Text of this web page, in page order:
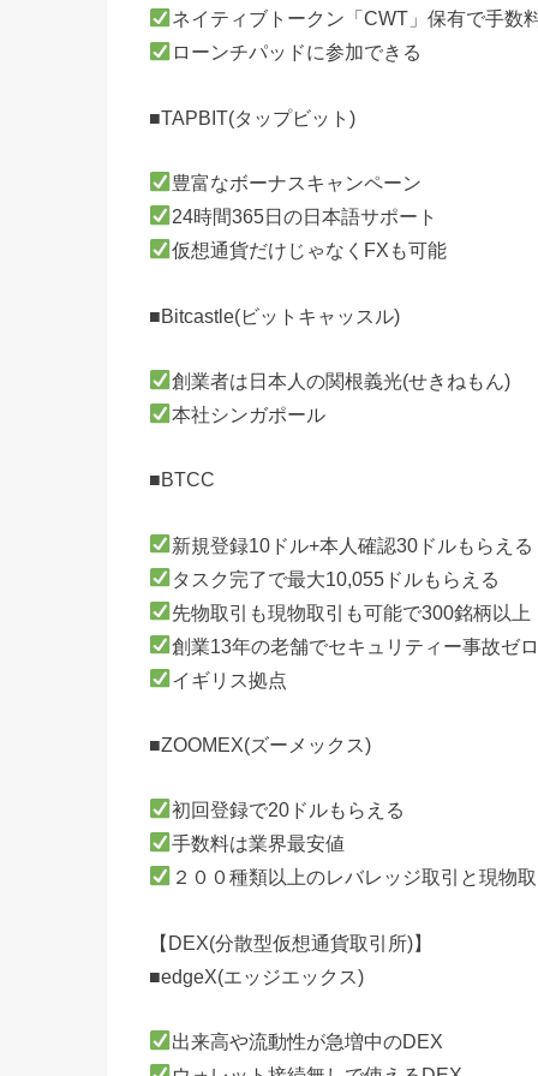
ネイティブトークン「CWT」保有で手数
ローンチパッドに参加できる
■TAPBIT(タップビット)
豊富なボーナスキャンペーン
24時間365日の日本語サポート
仮想通貨だけじゃなくFXも可能
■Bitcastle(ビットキャッスル)
創業者は日本人の関根義光(せきねもん)
本社シンガポール
■BTCC
新規登録10ドル+本人確認30ドルもらえる
タスク完了で最大10,055ドルもらえる
先物取引も現物取引も可能で300銘柄以上
創業13年の老舗でセキュリティー事故ゼロ
イギリス拠点
■ZOOMEX(ズーメックス)
初回登録で20ドルもらえる
手数料は業界最安値
２００種類以上のレバレッジ取引と現物
【DEX(分散型仮想通貨取引所)】
■edgeX(エッジエックス)
出来高や流動性が急増中のDEX